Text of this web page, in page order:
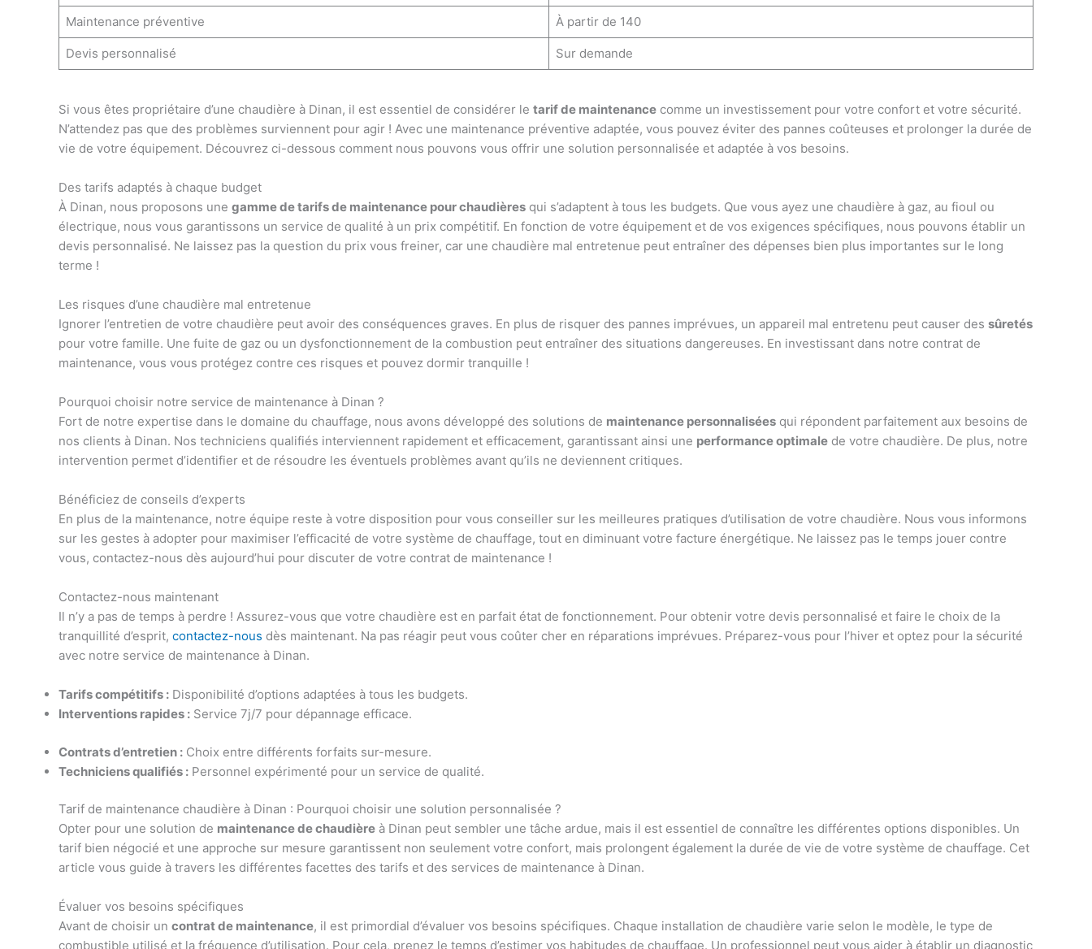
Maintenance préventive À partir de 140
Devis personnalisé Sur demande
Si vous êtes propriétaire d’une chaudière à Dinan, il est essentiel de considérer le tarif de maintenance comme un investissement pour votre confort et votre sécurité.
N’attendez pas que des problèmes surviennent pour agir ! Avec une maintenance préventive adaptée, vous pouvez éviter des pannes coûteuses et prolonger la durée de
vie de votre équipement. Découvrez ci-dessous comment nous pouvons vous offrir une solution personnalisée et adaptée à vos besoins.
Des tarifs adaptés à chaque budget
À Dinan, nous proposons une gamme de tarifs de maintenance pour chaudières qui s’adaptent à tous les budgets. Que vous ayez une chaudière à gaz, au fioul ou
électrique, nous vous garantissons un service de qualité à un prix compétitif. En fonction de votre équipement et de vos exigences spécifiques, nous pouvons établir un
devis personnalisé. Ne laissez pas la question du prix vous freiner, car une chaudière mal entretenue peut entraîner des dépenses bien plus importantes sur le long
terme !
Les risques d’une chaudière mal entretenue
Ignorer l’entretien de votre chaudière peut avoir des conséquences graves. En plus de risquer des pannes imprévues, un appareil mal entretenu peut causer des sûretés
pour votre famille. Une fuite de gaz ou un dysfonctionnement de la combustion peut entraîner des situations dangereuses. En investissant dans notre contrat de
maintenance, vous vous protégez contre ces risques et pouvez dormir tranquille !
Pourquoi choisir notre service de maintenance à Dinan ?
Fort de notre expertise dans le domaine du chauffage, nous avons développé des solutions de maintenance personnalisées qui répondent parfaitement aux besoins de
nos clients à Dinan. Nos techniciens qualifiés interviennent rapidement et efficacement, garantissant ainsi une performance optimale de votre chaudière. De plus, notre
intervention permet d’identifier et de résoudre les éventuels problèmes avant qu’ils ne deviennent critiques.
Bénéficiez de conseils d’experts
En plus de la maintenance, notre équipe reste à votre disposition pour vous conseiller sur les meilleures pratiques d’utilisation de votre chaudière. Nous vous informons
sur les gestes à adopter pour maximiser l’efficacité de votre système de chauffage, tout en diminuant votre facture énergétique. Ne laissez pas le temps jouer contre
vous, contactez-nous dès aujourd’hui pour discuter de votre contrat de maintenance !
Contactez-nous maintenant
Il n’y a pas de temps à perdre ! Assurez-vous que votre chaudière est en parfait état de fonctionnement. Pour obtenir votre devis personnalisé et faire le choix de la
tranquillité d’esprit, contactez-nous dès maintenant. Na pas réagir peut vous coûter cher en réparations imprévues. Préparez-vous pour l’hiver et optez pour la sécurité
avec notre service de maintenance à Dinan.
Tarifs compétitifs : Disponibilité d’options adaptées à tous les budgets.
Interventions rapides : Service 7j/7 pour dépannage efficace.
Contrats d’entretien : Choix entre différents forfaits sur-mesure.
Techniciens qualifiés : Personnel expérimenté pour un service de qualité.
Tarif de maintenance chaudière à Dinan : Pourquoi choisir une solution personnalisée ?
Opter pour une solution de maintenance de chaudière à Dinan peut sembler une tâche ardue, mais il est essentiel de connaître les différentes options disponibles. Un
tarif bien négocié et une approche sur mesure garantissent non seulement votre confort, mais prolongent également la durée de vie de votre système de chauffage. Cet
article vous guide à travers les différentes facettes des tarifs et des services de maintenance à Dinan.
Évaluer vos besoins spécifiques
Avant de choisir un contrat de maintenance, il est primordial d’évaluer vos besoins spécifiques. Chaque installation de chaudière varie selon le modèle, le type de
combustible utilisé et la fréquence d’utilisation. Pour cela, prenez le temps d’estimer vos habitudes de chauffage. Un professionnel peut vous aider à établir un diagnostic